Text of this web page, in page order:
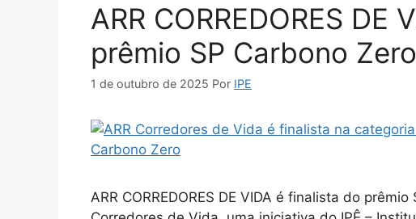
ARR CORREDORES DE
prêmio SP Carbono Zero
1 de outubro de 2025 Por IPE
ARR CORREDORES DE VIDA é finalista do